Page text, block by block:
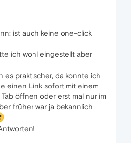
ist auch keine one-click
ich wohl eingestellt aber
es praktischer, da konnte ich
einen Link sofort mit einem
Tab öffnen oder erst mal nur im
früher war ja bekannlich